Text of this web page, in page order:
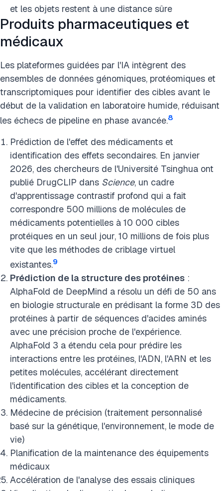
et les objets restent à une distance sûre
Produits pharmaceutiques et
médicaux
Les plateformes guidées par l'IA intègrent des
ensembles de données génomiques, protéomiques et
transcriptomiques pour identifier des cibles avant le
début de la validation en laboratoire humide, réduisant
les échecs de pipeline en phase avancée.8
Prédiction de l'effet des médicaments et
identification des effets secondaires. En janvier
2026, des chercheurs de l'Université Tsinghua ont
publié DrugCLIP dans Science, un cadre
d'apprentissage contrastif profond qui a fait
correspondre 500 millions de molécules de
médicaments potentielles à 10 000 cibles
protéiques en un seul jour, 10 millions de fois plus
vite que les méthodes de criblage virtuel
existantes.9
Prédiction de la structure des protéines :
AlphaFold de DeepMind a résolu un défi de 50 ans
en biologie structurale en prédisant la forme 3D des
protéines à partir de séquences d'acides aminés
avec une précision proche de l'expérience.
AlphaFold 3 a étendu cela pour prédire les
interactions entre les protéines, l'ADN, l'ARN et les
petites molécules, accélérant directement
l'identification des cibles et la conception de
médicaments.
Médecine de précision (traitement personnalisé
basé sur la génétique, l'environnement, le mode de
vie)
Planification de la maintenance des équipements
médicaux
Accélération de l'analyse des essais cliniques